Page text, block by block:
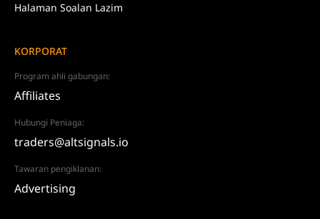
Halaman Soalan Lazim
KORPORAT
Program ahli gabungan:
Affiliates
Hubungi Peniaga:
traders@altsignals.io
Tawaran pengiklanan:
Advertising